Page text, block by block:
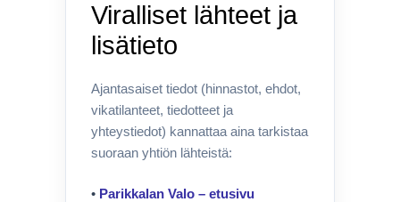
Viralliset lähteet ja
lisätieto
Ajantasaiset tiedot (hinnastot, ehdot,
vikatilanteet, tiedotteet ja
yhteystiedot) kannattaa aina tarkistaa
suoraan yhtiön lähteistä:
• Parikkalan Valo – etusivu